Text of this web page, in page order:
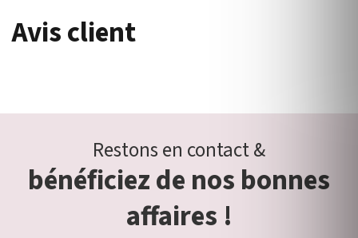
Avis client
Restons en contact &
bénéficiez de nos bonnes
affaires !